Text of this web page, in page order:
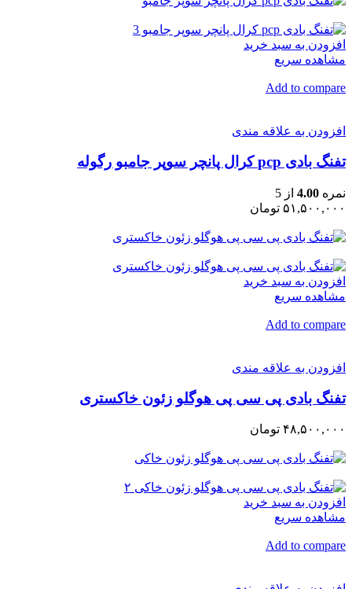
افزودن به سبد خرید
مشاهده سریع
Add to compare
افزودن به علاقه مندی
تفنگ بادی pcp کرال پانچر سوپر جامبو رگوله
نمره 4.00 از 5
۵۱,۵۰۰,۰۰۰ تومان
افزودن به سبد خرید
مشاهده سریع
Add to compare
افزودن به علاقه مندی
تفنگ بادی پی سی پی هوگلو زئون خاکستری
۴۸,۵۰۰,۰۰۰ تومان
افزودن به سبد خرید
مشاهده سریع
Add to compare